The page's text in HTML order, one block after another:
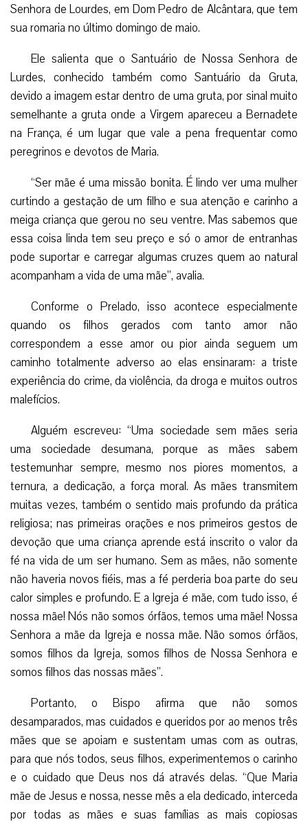
Senhora de Lourdes, em Dom Pedro de Alcântara, que tem
sua romaria no último domingo de maio.
Ele salienta que o Santuário de Nossa Senhora de
Lurdes, conhecido também como Santuário da Gruta,
devido a imagem estar dentro de uma gruta, por sinal muito
semelhante a gruta onde a Virgem apareceu a Bernadete
na França, é um lugar que vale a pena frequentar como
peregrinos e devotos de Maria.
“Ser mãe é uma missão bonita. É lindo ver uma mulher
curtindo a gestação de um filho e sua atenção e carinho a
meiga criança que gerou no seu ventre. Mas sabemos que
essa coisa linda tem seu preço e só o amor de entranhas
pode suportar e carregar algumas cruzes quem ao natural
acompanham a vida de uma mãe”, avalia.
Conforme o Prelado, isso acontece especialmente
quando os filhos gerados com tanto amor não
correspondem a esse amor ou pior ainda seguem um
caminho totalmente adverso ao elas ensinaram: a triste
experiência do crime, da violência, da droga e muitos outros
malefícios.
Alguém escreveu: “Uma sociedade sem mães seria
uma sociedade desumana, porque as mães sabem
testemunhar sempre, mesmo nos piores momentos, a
ternura, a dedicação, a força moral. As mães transmitem
muitas vezes, também o sentido mais profundo da prática
religiosa; nas primeiras orações e nos primeiros gestos de
devoção que uma criança aprende está inscrito o valor da
fé na vida de um ser humano. Sem as mães, não somente
não haveria novos fiéis, mas a fé perderia boa parte do seu
calor simples e profundo. E a Igreja é mãe, com tudo isso, é
nossa mãe! Nós não somos órfãos, temos uma mãe! Nossa
Senhora a mãe da Igreja e nossa mãe. Não somos órfãos,
somos filhos da Igreja, somos filhos de Nossa Senhora e
somos filhos das nossas mães”.
Portanto, o Bispo afirma que não somos
desamparados, mas cuidados e queridos por ao menos três
mães que se apoiam e sustentam umas com as outras,
para que nós todos, seus filhos, experimentemos o carinho
e o cuidado que Deus nos dá através delas. “Que Maria
mãe de Jesus e nossa, nesse mês a ela dedicado, interceda
por todas as mães e suas famílias as mais copiosas